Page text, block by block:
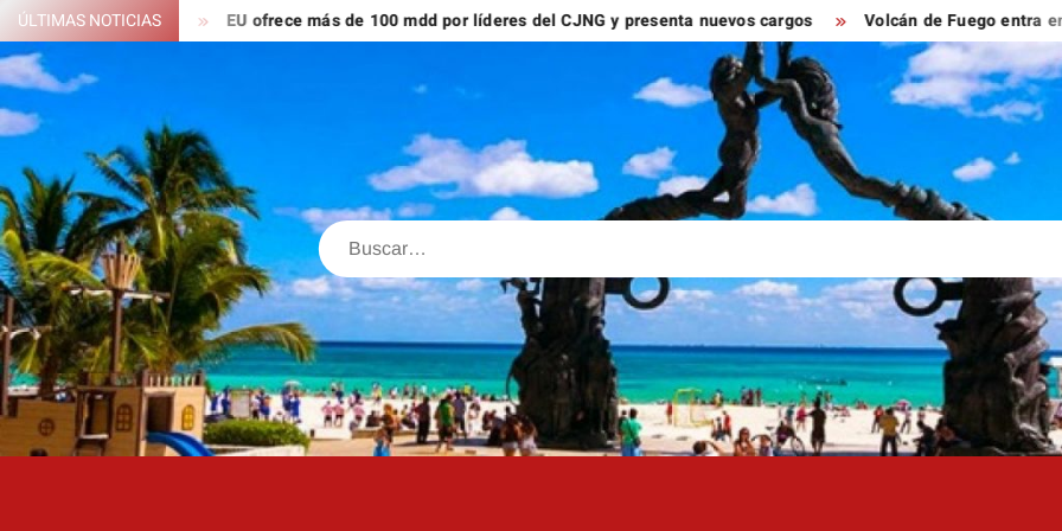
Saltar
al
contenido
ÚLTIMAS NOTICIAS
es tiktoker EU ofrece más de 100 mdd por líderes del CJNG y presenta nuevos cargos Volcán de Fuego entra en fase
Buscar